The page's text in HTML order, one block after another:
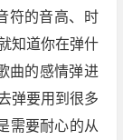
符的音高、时
知道你在弹什
曲的感情弹进
弹要用到很多
需要耐心的从